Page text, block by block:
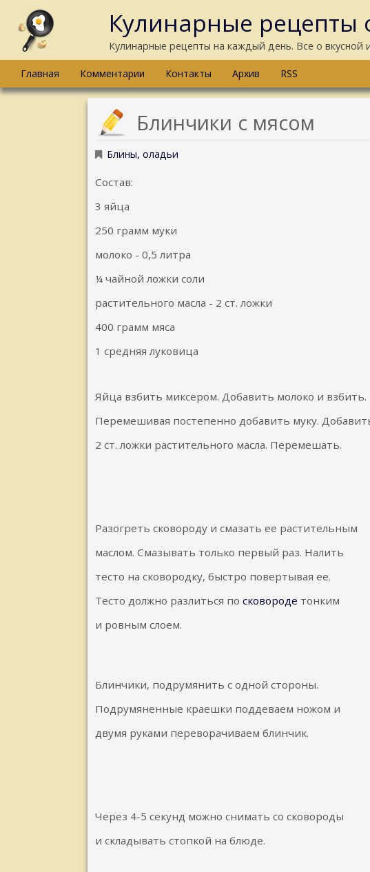
Кулинарные рецепты
Кулинарные рецепты на каждый день. Все о
Главная Комментарии Контакты Архив RSS
Блинчики с мясом
Блины, оладьи
Состав:
3 яйца
250 грамм муки
молоко - 0,5 литра
¼ чайной ложки соли
растительного масла - 2 ст. ложки
400 грамм мяса
1 средняя луковица
Яйца взбить миксером. Добавить молоко и взбить.
Перемешивая постепенно добавить муку.
2 ст. ложки растительного масла. Перемешать.
Разогреть сковороду и смазать ее растительным
маслом. Смазывать только первый раз. Налить
тесто на сковородку, быстро повертывая ее.
Тесто должно разлиться по сковороде тонким
и ровным слоем.
Блинчики, подрумянить с одной стороны.
Подрумяненные краешки поддеваем ножом и
двумя руками переворачиваем блинчик.
Через 4-5 секунд можно снимать со сковороды
и складывать стопкой на блюде.